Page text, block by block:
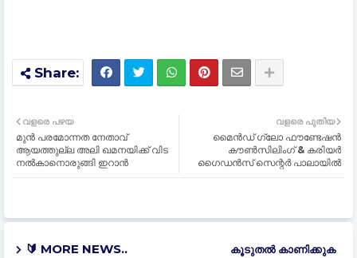
വളരെ പുതിയ
മൈൻഡ് ഗ്ലോ ഫൗണ്ടേഷൻ
കൗൺസിലിംഗ് & കരിയർ
ഗൈഡൻസ് സെന്റർ പാലായിൽ
വളരെ പഴയ
മുൻ പരമോന്നത നേതാവ്
ആയത്തുല്ല അലി ഖമനയിക്ക് വിട
നൽകാനൊരുങ്ങി ഇറാൻ
🔰 MORE NEWS.. കൂടുതൽ‍ കാണിക്കുക